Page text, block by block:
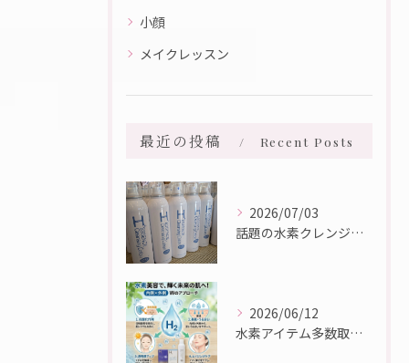
小顔
メイクレッスン
最近の投稿 Recent Posts
2026/07/03
話題の水素クレンジング入荷しました☆彡
2026/06/12
水素アイテム多数取り扱っております♪